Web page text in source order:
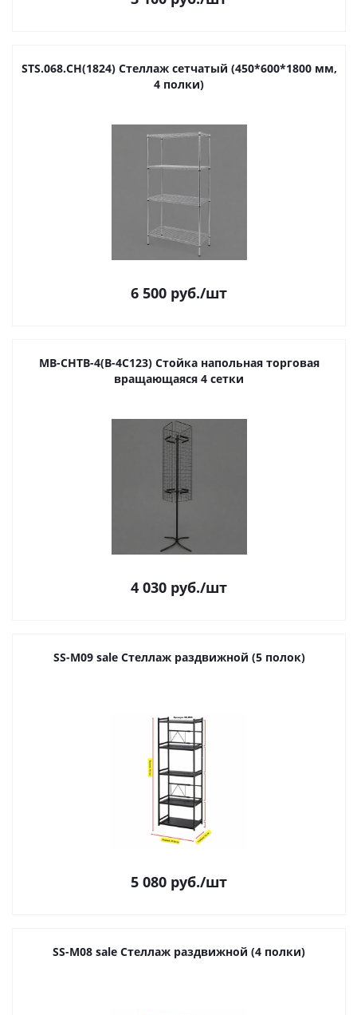
STS.068.CH(1824) Стеллаж сетчатый (450*600*1800 мм,
4 полки)
6 500 руб./шт
MB-СНТВ-4(В-4C123) Стойка напольная торговая
вращающаяся 4 сетки
4 030 руб./шт
SS-M09 sale Стеллаж раздвижной (5 полок)
5 080 руб./шт
SS-M08 sale Стеллаж раздвижной (4 полки)